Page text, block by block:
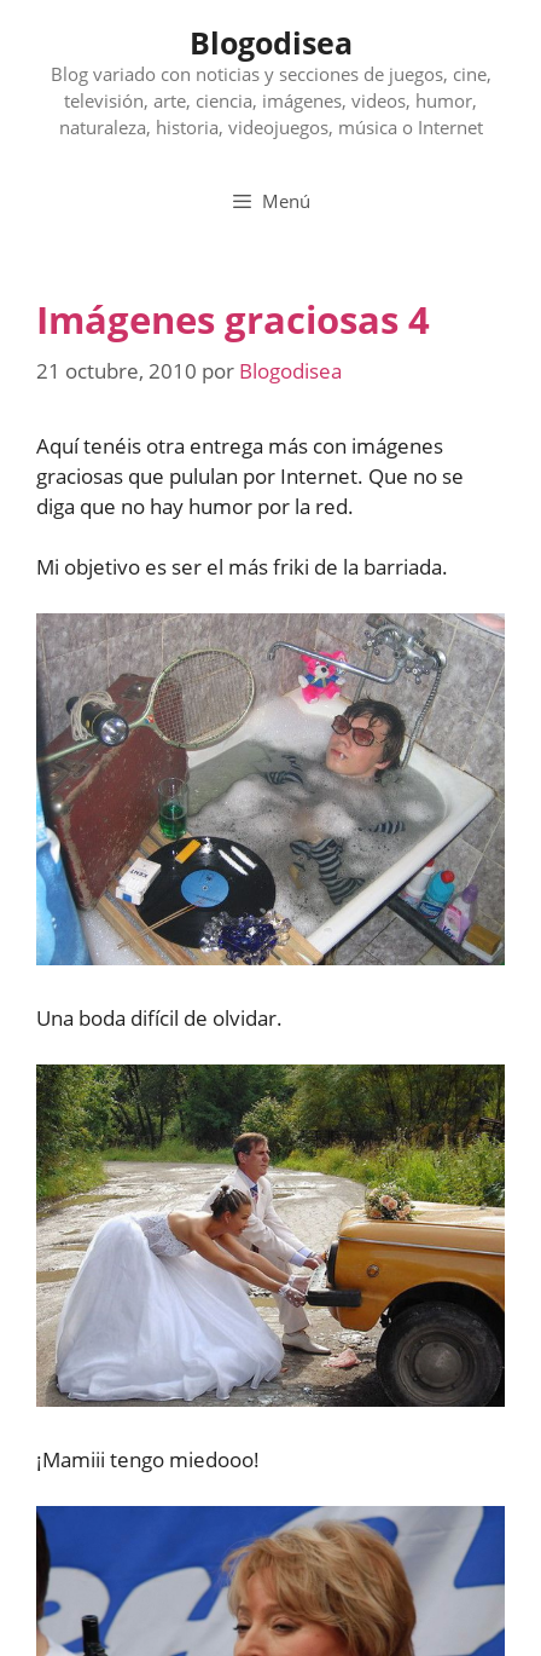
contenido
Blogodisea
Blog variado con noticias y secciones de juegos, cine,
televisión, arte, ciencia, imágenes, videos, humor,
naturaleza, historia, videojuegos, música o Internet
Menú
Imágenes graciosas 4
21 octubre, 2010 por Blogodisea
Aquí tenéis otra entrega más con imágenes
graciosas que pululan por Internet. Que no se
diga que no hay humor por la red.
Mi objetivo es ser el más friki de la barriada.
Una boda difícil de olvidar.
¡Mamiii tengo miedooo!